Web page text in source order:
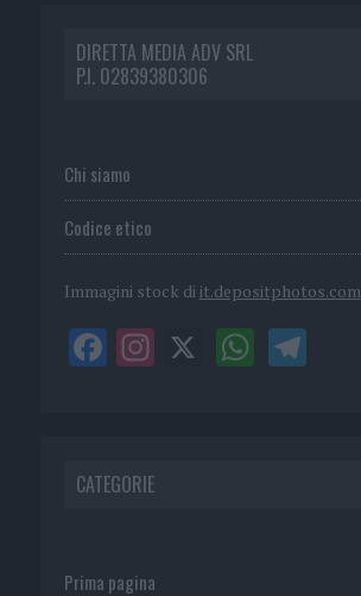
DIRETTA MEDIA ADV SRL
P.I. 02839380306
Chi siamo
Codice etico
Immagini stock di it.depositphotos.com
CATEGORIE
Prima pagina